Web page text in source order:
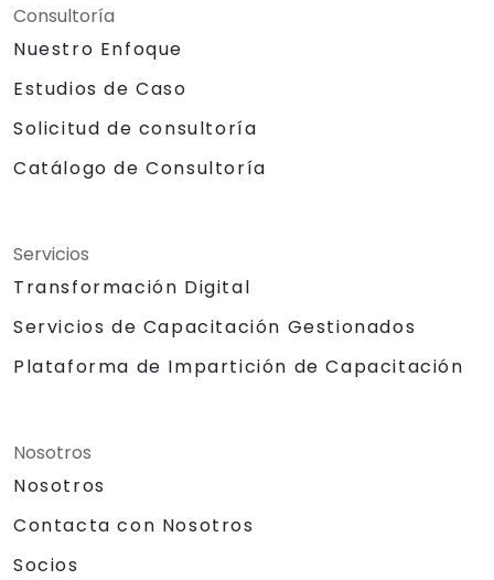
Consultoría
Nuestro Enfoque
Estudios de Caso
Solicitud de consultoría
Catálogo de Consultoría
Servicios
Transformación Digital
Servicios de Capacitación Gestionados
Plataforma de Impartición de Capacitación
Nosotros
Nosotros
Contacta con Nosotros
Socios